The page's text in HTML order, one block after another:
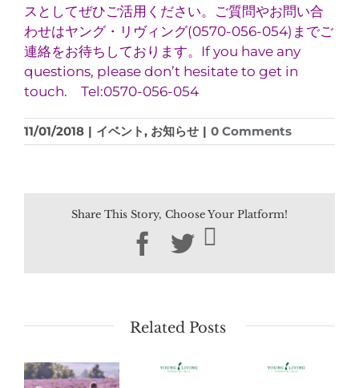
スとしてぜひご活用ください。ご質問やお問い合
わせはヤング・リヴィング(0570-056-054)までご
連絡をお待ちしております。If you have any
questions, please don’t hesitate to get in
touch. Tel:0570-056-054
11/01/2018 | イベント, お知らせ | 0 Comments
Share This Story, Choose Your Platform!
Facebook
Twitter
Related Posts